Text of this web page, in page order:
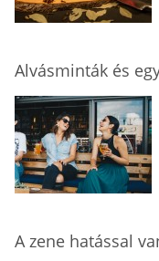
Alvásminták és
A zene hatással